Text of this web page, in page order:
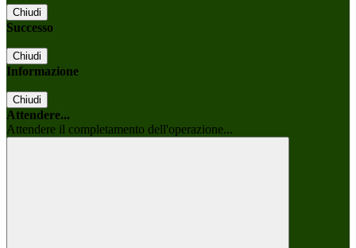
Chiudi
Successo
Chiudi
Informazione
Chiudi
Attendere...
Attendere il completamento dell'operazione...